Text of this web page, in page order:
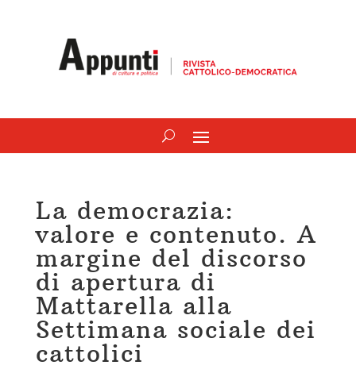
La democrazia:
valore e contenuto. A
margine del discorso
di apertura di
Mattarella alla
Settimana sociale dei
cattolici